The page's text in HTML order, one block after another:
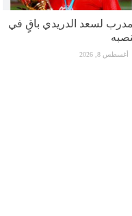
لسعد الدريدي باقٍ في
أغسطس 8, 2026